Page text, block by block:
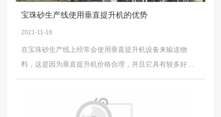
上便是板式给料机的正确安装方法，希望大家在今后安装
该产品时可以参考以上内容，此外，该产品在之后的使用
中也要定期的对其进行润滑及检修工作。
宝珠砂生产线使用垂直提升机的优势
2021-11-18
在宝珠砂生产线上经常会使用垂直提升机设备来输送物
料，这是因为垂直提升机价格合理，并且它具有较多好的
特点，下面，我们根据该设备的众多特点来介绍一下，在
能有部分人员是不了解的，这种物料可以作为石英砂的替